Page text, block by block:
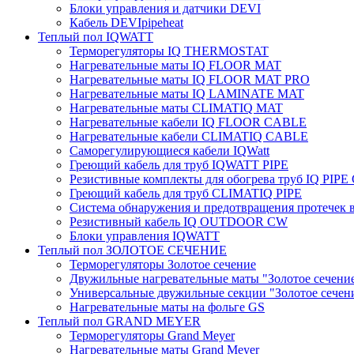
Блоки управления и датчики DEVI
Кабель DEVIpipeheat
Теплый пол IQWATT
Терморегуляторы IQ THERMOSTAT
Нагревательные маты IQ FLOOR MAT
Нагревательные маты IQ FLOOR MAT PRO
Нагревательные маты IQ LAMINATE MAT
Нагревательные маты CLIMATIQ MAT
Нагревательные кабели IQ FLOOR CABLE
Нагревательные кабели CLIMATIQ CABLE
Саморегулирующиеся кабели IQWatt
Греющий кабель для труб IQWATT PIPE
Резистивные комплекты для обогрева труб IQ PIPE
Греющий кабель для труб CLIMATIQ PIPE
Система обнаружения и предотвращения протечек
Резистивный кабель IQ OUTDOOR CW
Блоки управления IQWATT
Теплый пол ЗОЛОТОЕ СЕЧЕНИЕ
Терморегуляторы Золотое сечение
Двужильные нагревательные маты "Золотое
Универсальные двужильные секции "Золотое
Нагревательные маты на фольге GS
Теплый пол GRAND MEYER
Терморегуляторы Grand Meyer
Нагревательные маты Grand Meyer